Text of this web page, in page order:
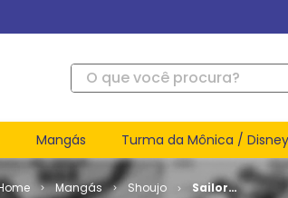
O que você procura?
Mangás Turma da Mônica / Disney
Mangás Shoujo
Sailor